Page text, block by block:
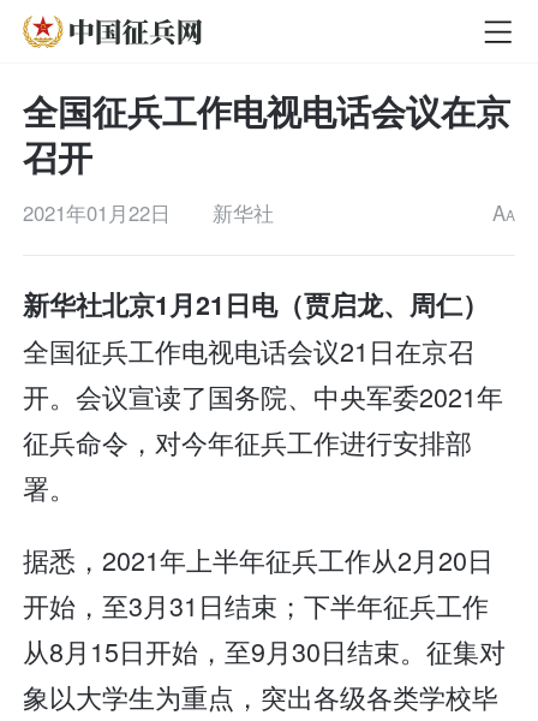
全国征兵工作电视电话会议在京
召开
2021年01月22日 新华社 AA
新华社北京1月21日电（贾启龙、周仁）
全国征兵工作电视电话会议21日在京召
开。会议宣读了国务院、中央军委2021年
征兵命令，对今年征兵工作进行安排部
署。
据悉，2021年上半年征兵工作从2月20日
开始，至3月31日结束；下半年征兵工作
从8月15日开始，至9月30日结束。征集对
象以大学生为重点，突出各级各类学校毕